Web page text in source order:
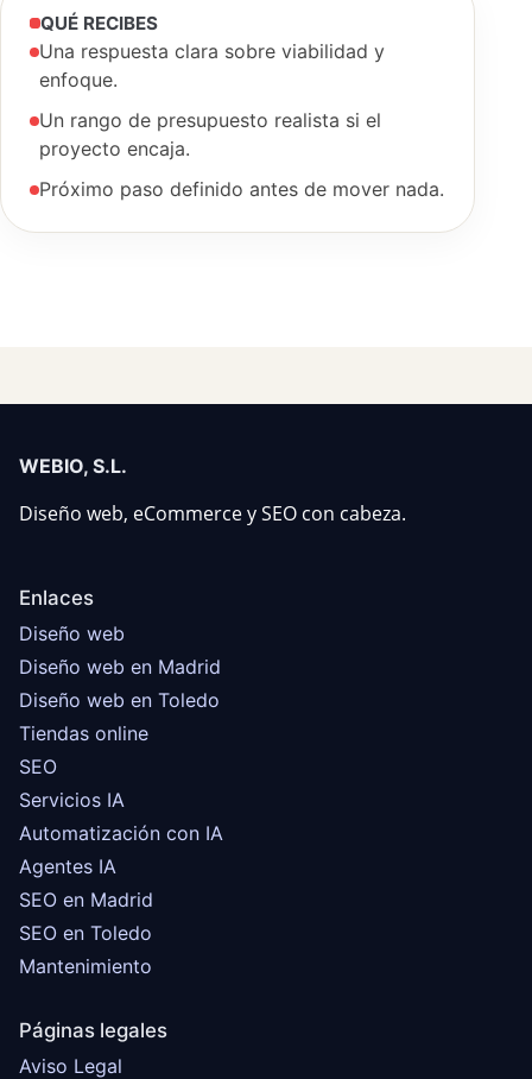
QUÉ RECIBES
Una respuesta clara sobre viabilidad y
enfoque.
Un rango de presupuesto realista si el
proyecto encaja.
Próximo paso definido antes de mover nada.
WEBIO, S.L.
Diseño web, eCommerce y SEO con cabeza.
Enlaces
Diseño web
Diseño web en Madrid
Diseño web en Toledo
Tiendas online
SEO
Servicios IA
Automatización con IA
Agentes IA
SEO en Madrid
SEO en Toledo
Mantenimiento
Páginas legales
Aviso Legal